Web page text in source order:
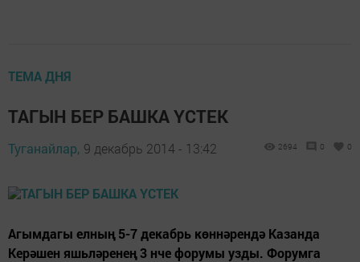
ТЕМА ДНЯ
ТАГЫН БЕР БАШКА ҮСТЕК
Туганайлар, 9 декабрь 2014 - 13:42 2694 0 0
Агымдагы елның 5-7 декабрь көннәрендә Казанда
Керәшен яшьләренең 3 нче форумы узды. Форумга